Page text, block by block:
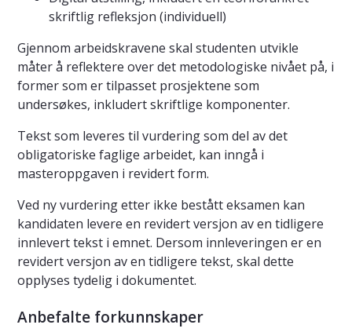
skriftlig refleksjon (individuell)
Gjennom arbeidskravene skal studenten utvikle
måter å reflektere over det metodologiske nivået på, i
former som er tilpasset prosjektene som
undersøkes, inkludert skriftlige komponenter.
Tekst som leveres til vurdering som del av det
obligatoriske faglige arbeidet, kan inngå i
masteroppgaven i revidert form.
Ved ny vurdering etter ikke bestått eksamen kan
kandidaten levere en revidert versjon av en tidligere
innlevert tekst i emnet. Dersom innleveringen er en
revidert versjon av en tidligere tekst, skal dette
opplyses tydelig i dokumentet.
Anbefalte forkunnskaper